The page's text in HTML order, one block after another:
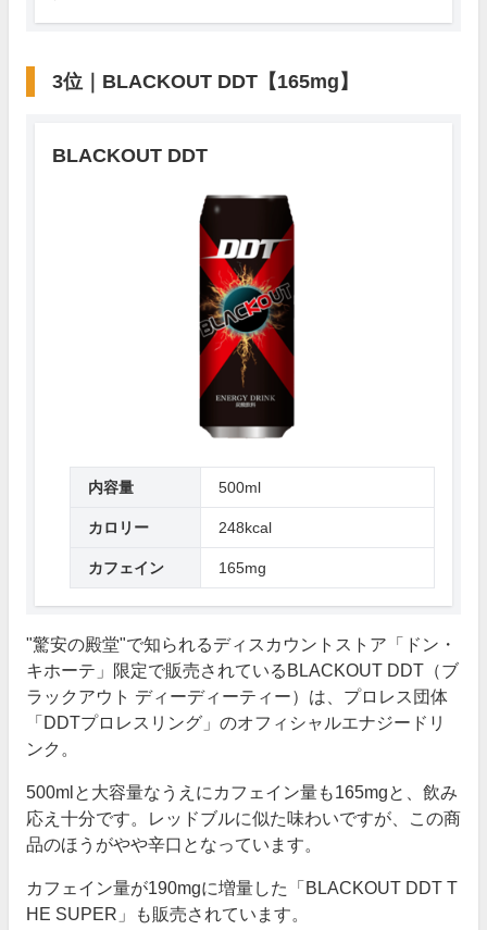
3位｜BLACKOUT DDT【165mg】
BLACKOUT DDT
内容量 500ml
カロリー 248kcal
カフェイン 165mg
"驚安の殿堂"で知られるディスカウントストア「ドン・
キホーテ」限定で販売されているBLACKOUT DDT（ブ
ラックアウト ディーディーティー）は、プロレス団体
「DDTプロレスリング」のオフィシャルエナジードリ
ンク。
500mlと大容量なうえにカフェイン量も165mgと、飲み
応え十分です。レッドブルに似た味わいですが、この商
品のほうがやや辛口となっています。
カフェイン量が190mgに増量した「BLACKOUT DDT T
HE SUPER」も販売されています。